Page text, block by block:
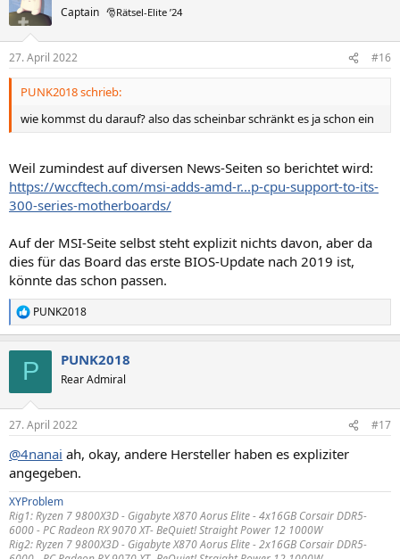
Captain 🎅Rätsel-Elite ’24
27. April 2022 #16
PUNK2018 schrieb:
wie kommst du darauf? also das scheinbar schränkt es ja schon ein
Weil zumindest auf diversen News-Seiten so berichtet wird:
https://wccftech.com/msi-adds-amd-r...p-cpu-support-to-its-
300-series-motherboards/
Auf der MSI-Seite selbst steht explizit nichts davon, aber da
dies für das Board das erste BIOS-Update nach 2019 ist,
könnte das schon passen.
R
e
e
:
PUNK2018
P PUNK2018
Rear Admiral
27. April 2022 #17
@4nanai ah, okay, andere Hersteller haben es expliziter
angegeben.
XYProblem
Rig1:Ryzen 7 9800X3D - Gigabyte X870 Aorus Elite - 4x16GB Corsair DDR5-
6000 -PC Radeon RX 9070 XT- BeQuiet! Straight Power 12 1000W
Rig2:Ryzen 7 9800X3D - Gigabyte X870 Aorus Elite - 2x16GB Corsair DDR5-